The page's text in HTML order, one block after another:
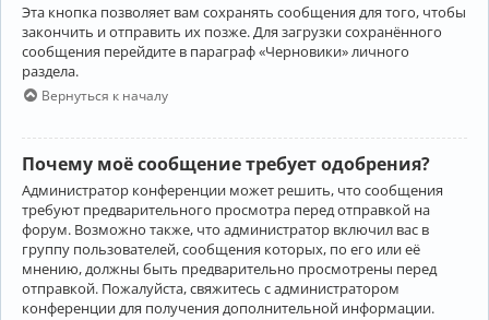
Эта кнопка позволяет вам сохранять сообщения для того, чтобы
закончить и отправить их позже. Для загрузки сохранённого
сообщения перейдите в параграф «Черновики» личного
раздела.
Вернуться к началу
Почему моё сообщение требует одобрения?
Администратор конференции может решить, что сообщения
требуют предварительного просмотра перед отправкой на
форум. Возможно также, что администратор включил вас в
группу пользователей, сообщения которых, по его или её
мнению, должны быть предварительно просмотрены перед
отправкой. Пожалуйста, свяжитесь с администратором
конференции для получения дополнительной информации.